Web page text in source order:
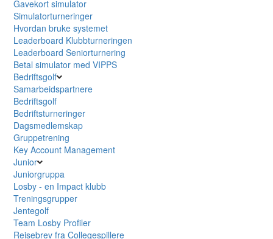
Gavekort simulator
Simulatorturneringer
Hvordan bruke systemet
Leaderboard Klubbturneringen
Leaderboard Seniorturnering
Betal simulator med VIPPS
Bedriftsgolf
Samarbeidspartnere
Bedriftsgolf
Bedriftsturneringer
Dagsmedlemskap
Gruppetrening
Key Account Management
Junior
Juniorgruppa
Losby - en Impact klubb
Treningsgrupper
Jentegolf
Team Losby Profiler
Reisebrev fra Collegespillere